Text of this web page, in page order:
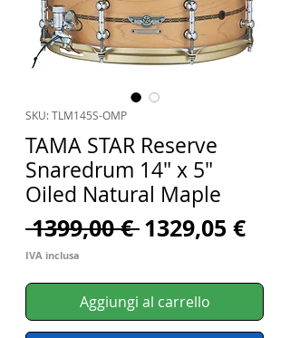
SKU: TLM145S-OMP
TAMA STAR Reserve
Snaredrum 14" x 5"
Oiled Natural Maple
1399,00 € Prezzo
1329,05 €
IVA inclusa
Aggiungi al carrello